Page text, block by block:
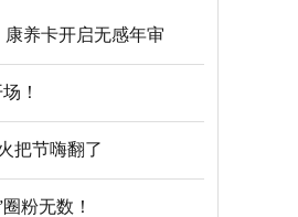
养卡开启无感年审
！
把节嗨翻了
粉无数！